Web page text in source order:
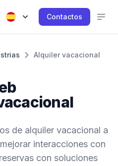
Contactos
Alquiler vacacional
de alquiler vacacional a
interacciones con
con soluciones